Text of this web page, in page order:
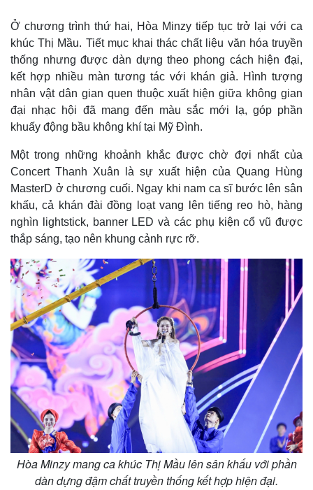
Ở chương trình thứ hai, Hòa Minzy tiếp tục trở lại với ca
khúc Thị Mầu. Tiết mục khai thác chất liệu văn hóa truyền
thống nhưng được dàn dựng theo phong cách hiện đại,
kết hợp nhiều màn tương tác với khán giả. Hình tượng
nhân vật dân gian quen thuộc xuất hiện giữa không gian
đại nhạc hội đã mang đến màu sắc mới lạ, góp phần
khuấy động bầu không khí tại Mỹ Đình.
Một trong những khoảnh khắc được chờ đợi nhất của
Concert Thanh Xuân là sự xuất hiện của Quang Hùng
MasterD ở chương cuối. Ngay khi nam ca sĩ bước lên sân
khấu, cả khán đài đồng loạt vang lên tiếng reo hò, hàng
nghìn lightstick, banner LED và các phụ kiện cổ vũ được
thắp sáng, tạo nên khung cảnh rực rỡ.
Hòa Minzy mang ca khúc Thị Mầu lên sân khấu với phần
dàn dựng đậm chất truyền thống kết hợp hiện đại.